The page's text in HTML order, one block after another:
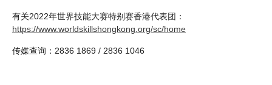
有关2022年世界技能大赛特别赛香港代表团：
https://www.worldskillshongkong.org/sc/home
传媒查询：2836 1869 / 2836 1046